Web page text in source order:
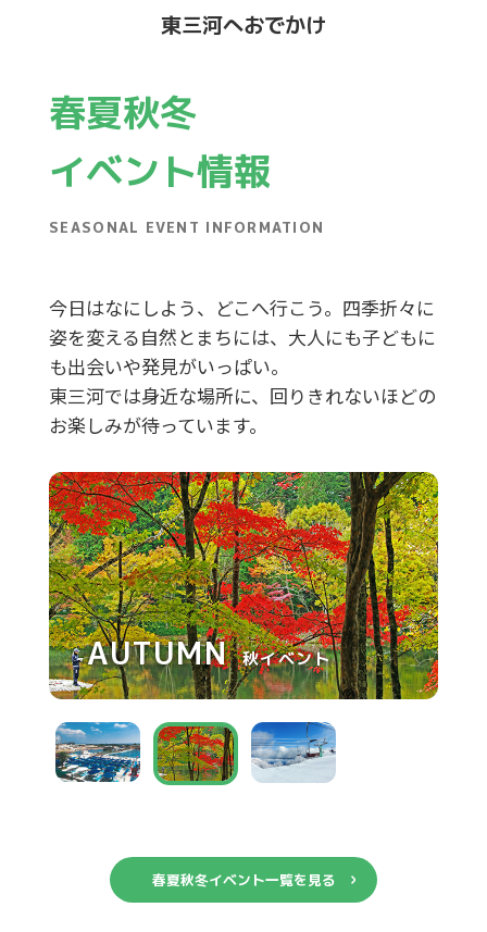
東三河へおでかけ
春夏秋冬
イベント情報
SEASONAL EVENT INFORMATION
今日はなにしよう、どこへ行こう。四季折々に
姿を変える自然とまちには、大人にも子どもに
も出会いや発見がいっぱい。
東三河では身近な場所に、回りきれないほどの
お楽しみが待っています。
SPRING 春イベント
SUMMER 夏イベント
AUTUMN 秋イベント
WINTER 冬イベント
春夏秋冬イベント一覧を見る